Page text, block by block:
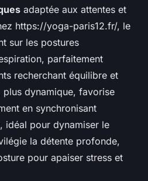
adaptée aux attentes et
https://yoga-paris12.fr/, le
sur les postures
parfaitement
recherchant équilibre et
plus dynamique, favorise
en synchronisant
idéal pour dynamiser le
la détente profonde,
pour apaiser stress et